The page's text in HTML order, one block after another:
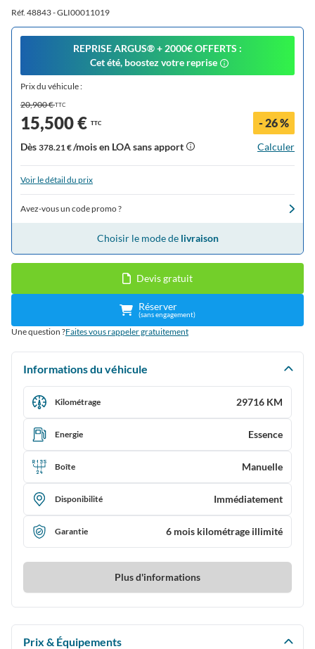
Réf. 48843 - GLI00011019
REPRISE ARGUS®️ + 2000€ OFFERTS :
Cet été, boostez votre reprise
Prix du véhicule :
20,900 €TTC
15,500 € TTC - 26 %
Dès 378.21 €/mois en LOA sans apport Calculer
Voir le détail du prix
Avez-vous un code promo ?
Choisir le mode de livraison
Devis gratuit
Réserver
(sans engagement)
Une question ?Faites vous rappeler gratuitement
Informations du véhicule
Kilométrage 29716 KM
Energie Essence
Boîte Manuelle
Disponibilité Immédiatement
Garantie 6 mois kilométrage illimité
Plus d'informations
Prix & Équipements